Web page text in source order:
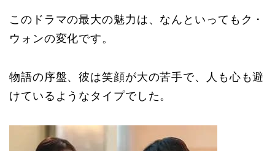
このドラマの最大の魅力は、なんといってもク・
ウォンの変化です。
物語の序盤、彼は笑顔が大の苦手で、人も心も避
けているようなタイプでした。